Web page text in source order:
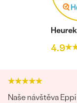
4.9
Naše návštěva